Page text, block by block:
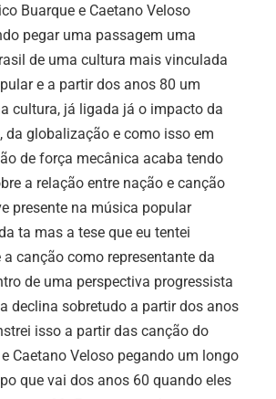
Buarque e Caetano Veloso
pegar uma passagem uma
de uma cultura mais vinculada
e a partir dos anos 80 um
cultura, já ligada já o impacto da
da globalização e como isso em
de força mecânica acaba tendo
a relação entre nação e canção
presente na música popular
ta mas a tese que eu tentei
canção como representante da
de uma perspectiva progressista
declina sobretudo a partir dos anos
isso a partir das canção do
Caetano Veloso pegando um longo
que vai dos anos 60 quando eles